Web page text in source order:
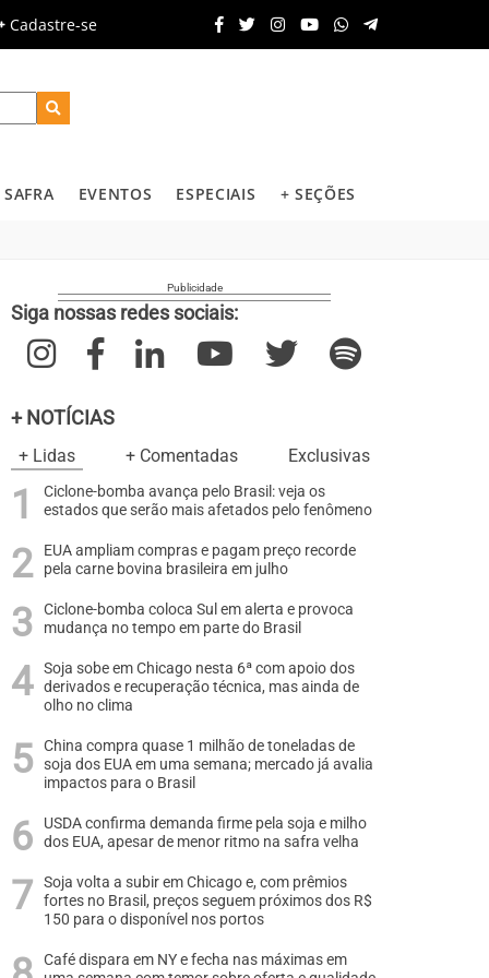
Cadastre-se
SAFRA EVENTOS ESPECIAIS + SEÇÕES
Siga nossas redes sociais:
+ NOTÍCIAS
+ Lidas + Comentadas Exclusivas
Ciclone-bomba avança pelo Brasil: veja os
estados que serão mais afetados pelo fenômeno
EUA ampliam compras e pagam preço recorde
pela carne bovina brasileira em julho
Ciclone-bomba coloca Sul em alerta e provoca
mudança no tempo em parte do Brasil
Soja sobe em Chicago nesta 6ª com apoio dos
derivados e recuperação técnica, mas ainda de
olho no clima
China compra quase 1 milhão de toneladas de
soja dos EUA em uma semana; mercado já avalia
impactos para o Brasil
USDA confirma demanda firme pela soja e milho
dos EUA, apesar de menor ritmo na safra velha
Soja volta a subir em Chicago e, com prêmios
fortes no Brasil, preços seguem próximos dos R$
150 para o disponível nos portos
Café dispara em NY e fecha nas máximas em